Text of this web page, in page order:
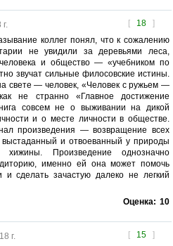
[ 18 ]
коллег понял, что к сожалению
не увидили за деревьями леса,
и общество — «учебником по
звучат сильные филосовские истины.
свете — человек, «Человек с ружьем —
не странно «Главное достижение
совсем не о выживании на дикой
и о месте личности в обществе.
произведения — возвращение всех
и отвоеванный у природы
Произведение однозначно
именно ей она может помочь
сделать зачастую далеко не легкий
Оценка: 10
[ 15 ]
г.